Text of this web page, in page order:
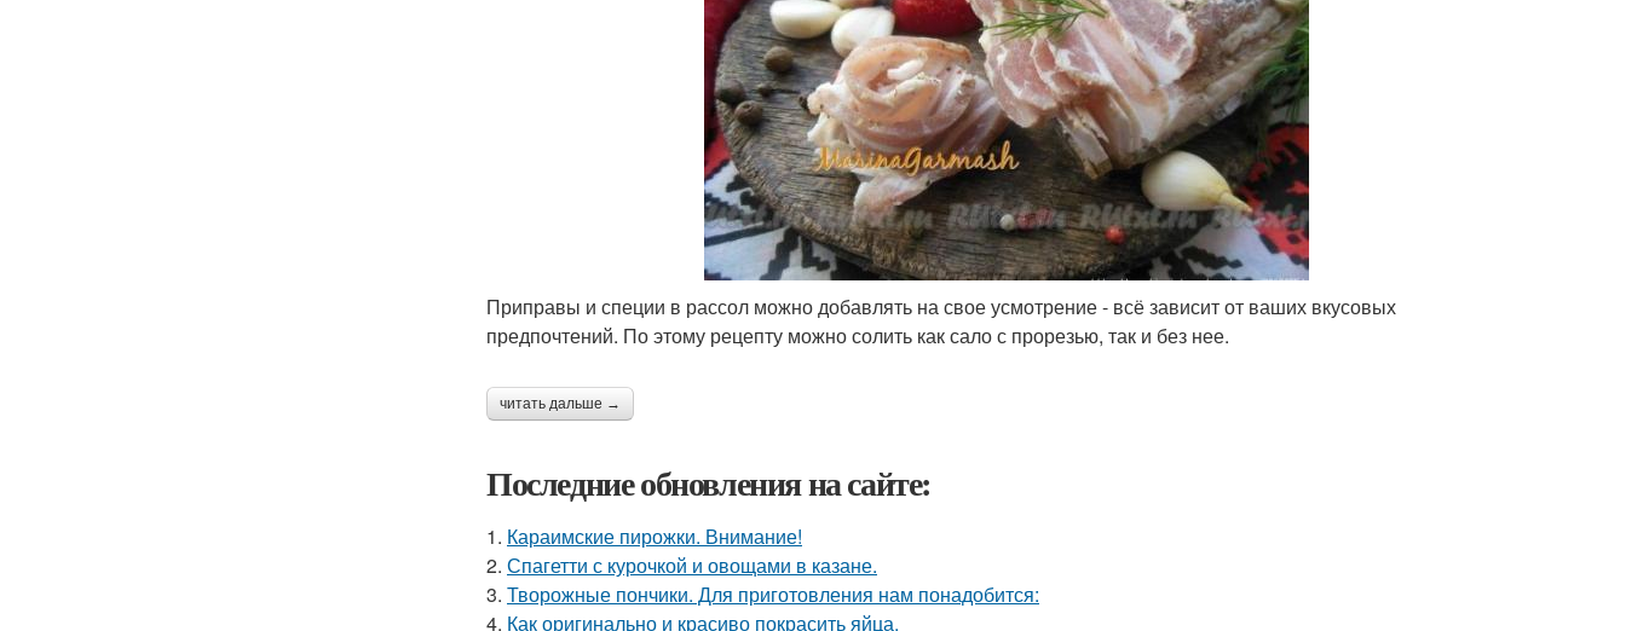
Приправы и специи в рассол можно добавлять на свое усмотрение - всё зависит от ваших вкусовых
предпочтений. По этому рецепту можно солить как сало с прорезью, так и без нее.
читать дальше →
Последние обновления на сайте:
1. Караимские пирожки. Внимание!
2. Спагетти с курочкой и овощами в казане.
3. Творожные пончики. Для приготовления нам понадобится:
4. Как оригинально и красиво покрасить яйца.